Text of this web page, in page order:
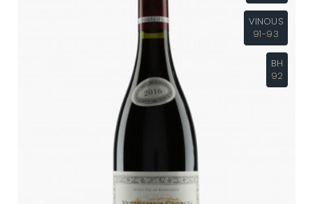
VINOUS
91-93
BH
92